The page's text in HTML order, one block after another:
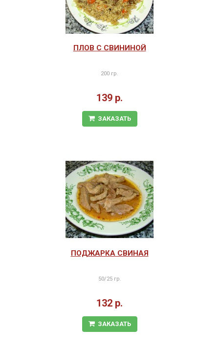
ПЛОВ С СВИНИНОЙ
200 гр.
139 р.
ЗАКАЗАТЬ
ПОДЖАРКА СВИНАЯ
50/25 гр.
132 р.
ЗАКАЗАТЬ